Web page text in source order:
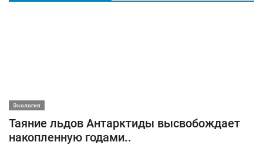
Экология
Таяние льдов Антарктиды высвобождает
накопленную годами..